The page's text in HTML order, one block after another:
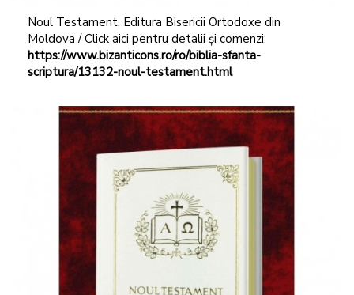
Noul Testament, Editura Bisericii Ortodoxe din
Moldova / Click aici pentru detalii și comenzi:
https://www.bizanticons.ro/ro/biblia-sfanta-
scriptura/13132-noul-testament.html